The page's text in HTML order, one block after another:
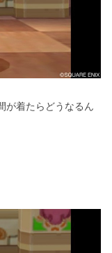
が着たらどうなるん